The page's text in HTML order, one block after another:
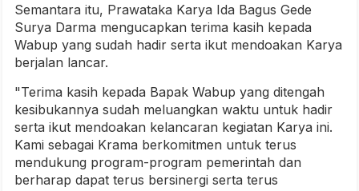
Semantara itu, Prawataka Karya Ida Bagus Gede
Surya Darma mengucapkan terima kasih kepada
Wabup yang sudah hadir serta ikut mendoakan Karya
berjalan lancar.
"Terima kasih kepada Bapak Wabup yang ditengah
kesibukannya sudah meluangkan waktu untuk hadir
serta ikut mendoakan kelancaran kegiatan Karya ini.
Kami sebagai Krama berkomitmen untuk terus
mendukung program-program pemerintah dan
berharap dapat terus bersinergi serta terus